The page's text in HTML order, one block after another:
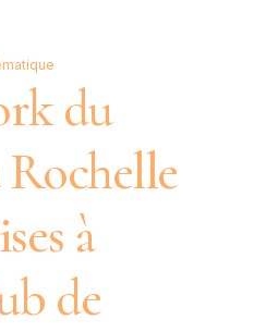
du
à
de